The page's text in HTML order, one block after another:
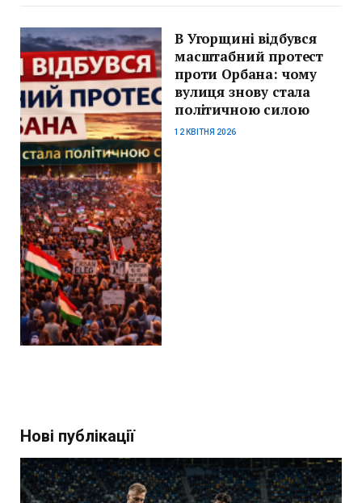
В Угорщині відбувся
масштабний протест
проти Орбана: чому
вулиця знову стала
політичною силою
12 КВІТНЯ 2026
Нові публікації